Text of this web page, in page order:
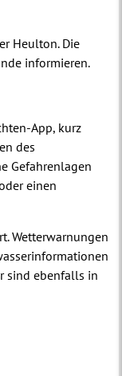
Heulton. Die
informieren.
App, kurz
des
Gefahrenlagen
einen
Wetterwarnungen
sind ebenfalls in